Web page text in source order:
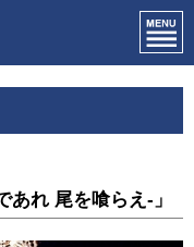
れ 尾を喰らえ-」